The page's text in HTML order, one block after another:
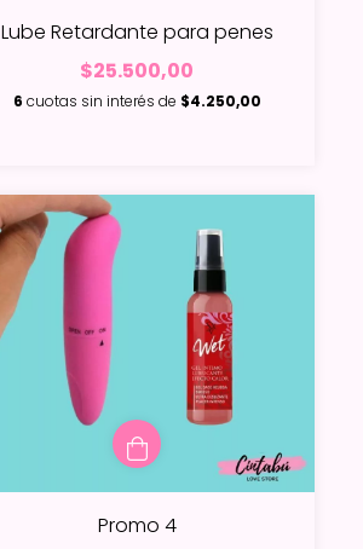
Lube Retardante para penes
$25.500,00
6 cuotas sin interés de $4.250,00
Promo 4